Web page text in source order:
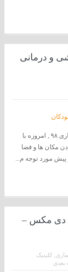
و درمانی
با سلام خدمت تمامی کاربران وب سایت تخصصی معماری ۹۸ , امروزه با
مکان ها و فضا
مورد توجه م...
دی مکس –
, کلینیک
بعدی